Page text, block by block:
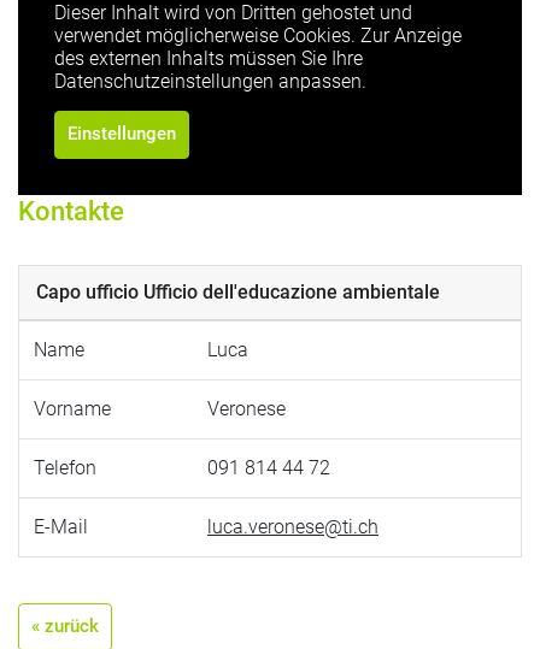
Dieser Inhalt wird von Dritten gehostet und
verwendet möglicherweise Cookies. Zur Anzeige
des externen Inhalts müssen Sie Ihre
Datenschutzeinstellungen anpassen.
Einstellungen
Kontakte
Capo ufficio Ufficio dell'educazione ambientale
Name Luca
Vorname Veronese
Telefon 091 814 44 72
E-Mail luca.veronese@ti.ch
« zurück